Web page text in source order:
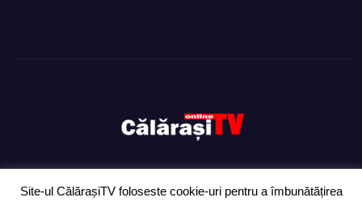
Site-ul CălărașiTV foloseste cookie-uri pentru a îmbunătățirea